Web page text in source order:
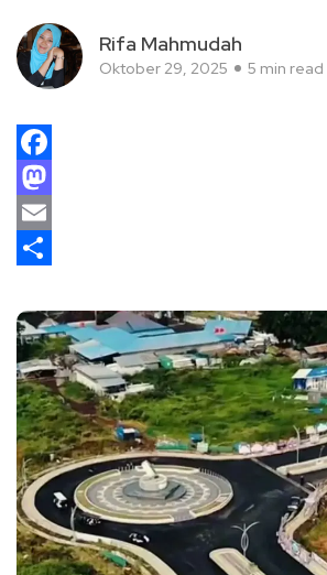
Rifa Mahmudah
Oktober 29, 2025 5 min read
Facebook
Mastodon
Email